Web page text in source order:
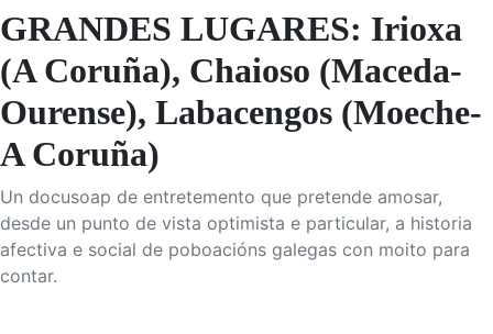
GRANDES LUGARES: Irioxa
(A Coruña), Chaioso (Maceda-
Ourense), Labacengos (Moeche-
A Coruña)
Un docusoap de entretemento que pretende amosar,
desde un punto de vista optimista e particular, a historia
afectiva e social de poboacións galegas con moito para
contar.